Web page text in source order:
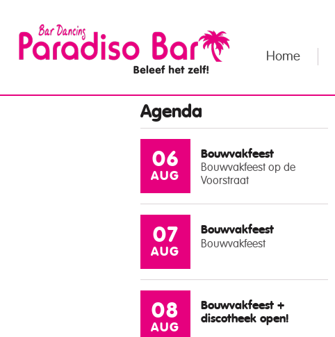
Home
Agenda
06
AUG
Bouwvakfeest
Bouwvakfeest op de
Voorstraat
07
AUG
Bouwvakfeest
Bouwvakfeest
08
AUG
Bouwvakfeest +
discotheek open!